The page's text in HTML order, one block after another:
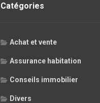
Catégories
Achat et vente
Assurance habitation
Conseils immobilier
Divers